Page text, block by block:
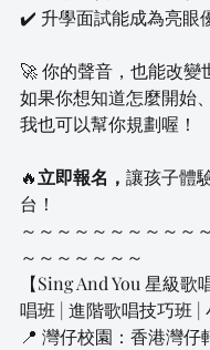
✔️ 升學面試能成為亮眼
🚀 你的聲音，也能改變
如果你想知道怎麼開始
我也可以幫你規劃喔！
🔥立即報名， 讓孩子體
台！
～～～～～～～～～～
～～～～～～～
【Sing And You 星級歌
唱班 | 進階歌唱技巧班 |
📍 灣仔校園：香港灣仔